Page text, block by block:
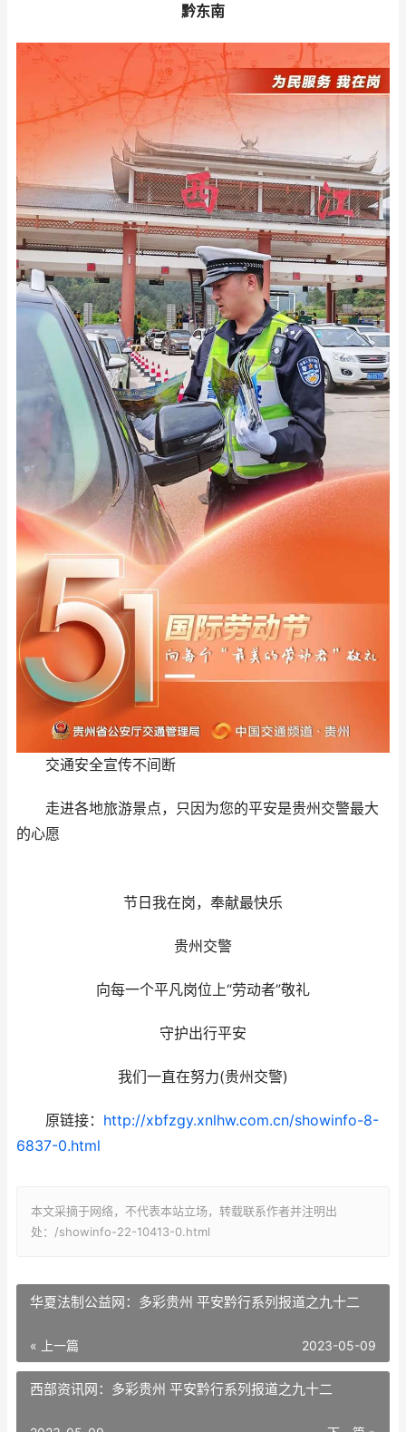
黔东南
交通安全宣传不间断
走进各地旅游景点，只因为您的平安是贵州交警最大
的心愿
节日我在岗，奉献最快乐
贵州交警
向每一个平凡岗位上“劳动者”敬礼
守护出行平安
我们一直在努力(贵州交警)
原链接： http://xbfzgy.xnlhw.com.cn/showinfo-8-
6837-0.html
本文采摘于网络，不代表本站立场，转载联系作者并注明出
处：/showinfo-22-10413-0.html
华夏法制公益网：多彩贵州 平安黔行系列报道之九十二
« 上一篇 2023-05-09
西部资讯网：多彩贵州 平安黔行系列报道之九十二